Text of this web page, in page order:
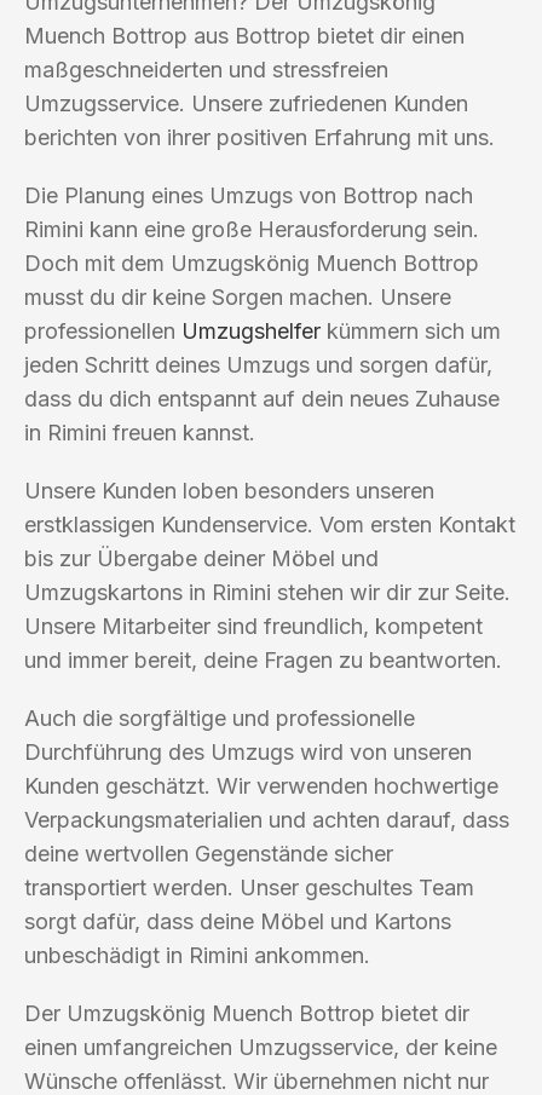
Muench Bottrop aus Bottrop bietet dir einen
maßgeschneiderten und stressfreien
Umzugsservice. Unsere zufriedenen Kunden
berichten von ihrer positiven Erfahrung mit uns.
Die Planung eines Umzugs von Bottrop nach
Rimini kann eine große Herausforderung sein.
Doch mit dem Umzugskönig Muench Bottrop
musst du dir keine Sorgen machen. Unsere
professionellen Umzugshelfer kümmern sich um
jeden Schritt deines Umzugs und sorgen dafür,
dass du dich entspannt auf dein neues Zuhause
in Rimini freuen kannst.
Unsere Kunden loben besonders unseren
erstklassigen Kundenservice. Vom ersten Kontakt
bis zur Übergabe deiner Möbel und
Umzugskartons in Rimini stehen wir dir zur Seite.
Unsere Mitarbeiter sind freundlich, kompetent
und immer bereit, deine Fragen zu beantworten.
Auch die sorgfältige und professionelle
Durchführung des Umzugs wird von unseren
Kunden geschätzt. Wir verwenden hochwertige
Verpackungsmaterialien und achten darauf, dass
deine wertvollen Gegenstände sicher
transportiert werden. Unser geschultes Team
sorgt dafür, dass deine Möbel und Kartons
unbeschädigt in Rimini ankommen.
Der Umzugskönig Muench Bottrop bietet dir
einen umfangreichen Umzugsservice, der keine
Wünsche offenlässt. Wir übernehmen nicht nur